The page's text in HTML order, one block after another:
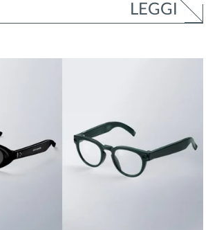
LEGGI